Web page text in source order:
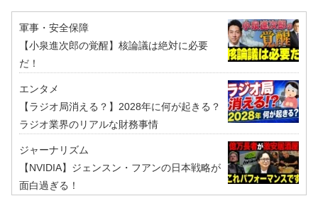
軍事・安全保障
【小泉進次郎の覚醒】核論議は絶対に必要
だ！
エンタメ
【ラジオ局消える？】2028年に何が起きる？
ラジオ業界のリアルな財務事情
ジャーナリズム
【NVIDIA】ジェンスン・フアンの日本戦略が
面白過ぎる！